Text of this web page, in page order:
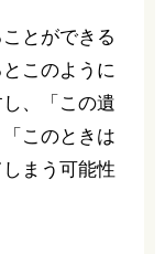
とができる
このように
、「この遺
このときは
まう可能性